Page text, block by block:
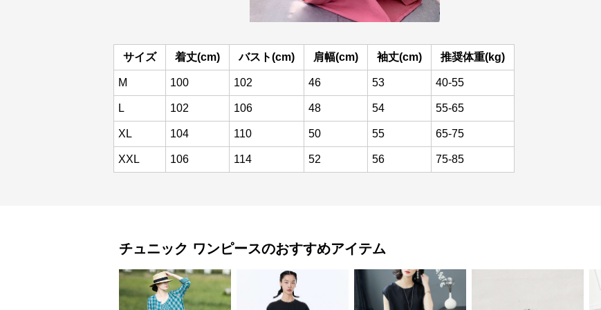
サイズ 着丈(cm) バスト(cm) 肩幅(cm) 袖丈(cm) 推奨体重(kg)
M 100 102 46 53 40-55
L 102 106 48 54 55-65
XL 104 110 50 55 65-75
XXL 106 114 52 56 75-85
チュニック ワンピースのおすすめアイテム